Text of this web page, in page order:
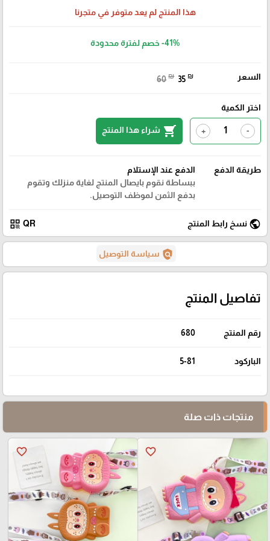
هذا المنتج لم يعد متوفر في متجرنا
-41% خصم لفترة محدودة
السعر 60 ₪ 35 ₪
اختر الكمية
-
+
shopping_cart شراء هذا المنتج
طريقة الدفع
الدفع عند الإستلام
ببساطة نقوم بايصال المنتج لغاية منزلك وتقوم
بدفع الثمن لموظف التوصيل.
public نسخ رابط المنتج QR
qr_code
policy سياسة التوصيل
تفاصيل المنتج
رقم المنتج 680
الباركود 5-81
منتجات ذات صلة
favorite_border
favorite_border